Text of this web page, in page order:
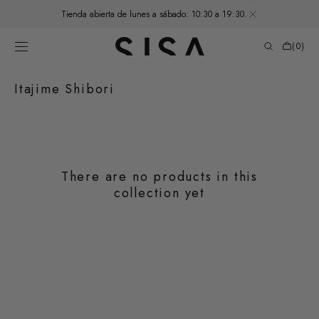
Tienda abierta de lunes a sábado: 10:30 a 19:30.
Cart
(0)
Collection:
Itajime Shibori
There are no products in this
collection yet